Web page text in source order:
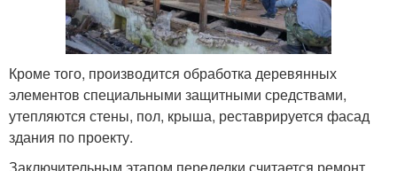
Кроме того, производится обработка деревянных
элементов специальными защитными средствами,
утепляются стены, пол, крыша, реставрируется фасад
здания по проекту.